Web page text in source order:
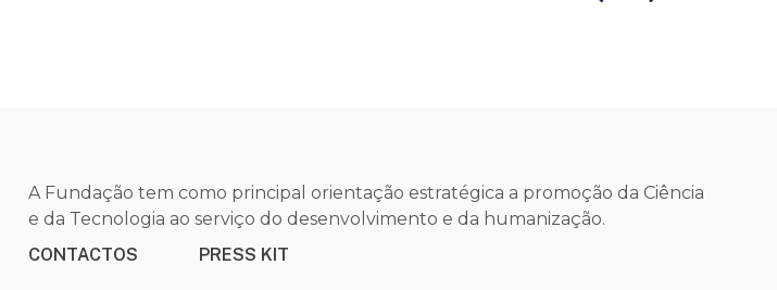
A Fundação tem como principal orientação estratégica a promoção da Ciência
e da Tecnologia ao serviço do desenvolvimento e da humanização.
CONTACTOS
PRESS KIT